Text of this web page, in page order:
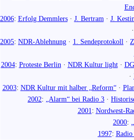
2006: Erfolg Demmlers· J. Bertram · J.
2005: NDR-Ablehnung · 1. Sendeprotokoll ·
2004: Proteste Berlin · NDR Kultur light·
·
2003: NDR Kultur mit halber „Reform“·
2002: „Alarm“ bei Radio 3 ·
2001: Nordwest-
2000:
1997: